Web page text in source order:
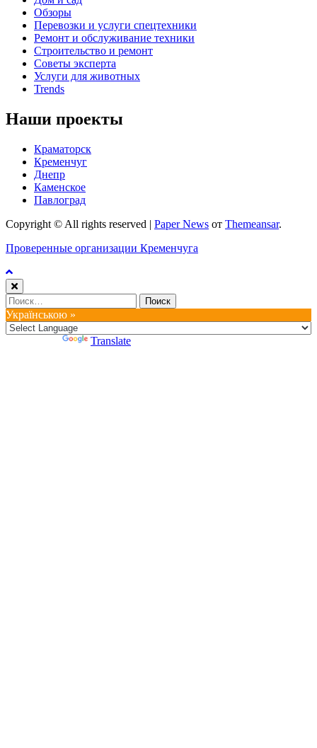
Обзоры
Перевозки и услуги спецтехники
Ремонт и обслуживание техники
Строительство и ремонт
Советы эксперта
Услуги для животных
Trends
Наши проекты
Краматорск
Кременчуг
Днепр
Каменское
Павлоград
Copyright © All rights reserved | Paper News от Themeansar.
Проверенные организации Кременчуга
Найти:
Українською »
Translate